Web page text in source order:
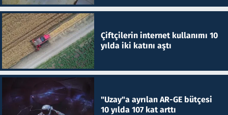
Çiftçilerin internet kullanımı 10
yılda iki katını aştı
"Uzay"a ayrılan AR-GE bütçesi
10 yılda 107 kat arttı